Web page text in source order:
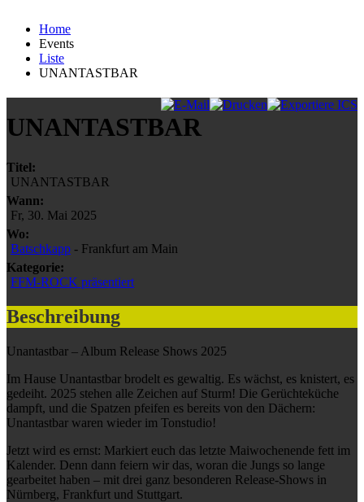
Home
Events
Liste
UNANTASTBAR
UNANTASTBAR
Titel:
UNANTASTBAR
Wann:
Fr, 30. Mai 2025
Wo:
Batschkapp - Frankfurt am Main
Kategorie:
FFM-ROCK präsentiert
Beschreibung
Unantastbar – Album Release Shows 2025
Im Hause Unantastbar brodelt es gewaltig. Es wächst, es knistert, es
gedeiht. 2025 stehen alle Zeichen auf Sturm! Die Gerüchteküche
dampft, und die Spatzen pfeifen es bereits von den Dächern:
Unantastbar waren wieder im Tonstudio!
Jetzt wird es ernst: Markiert euch das letzte Maiwochenende fett im
Kalender. Denn dann feiern wir das, woran die Jungs so lange
gearbeitet haben – mit drei ganz besonderen Release-Shows in
Nürnberg, Frankfurt und Stuttgart.